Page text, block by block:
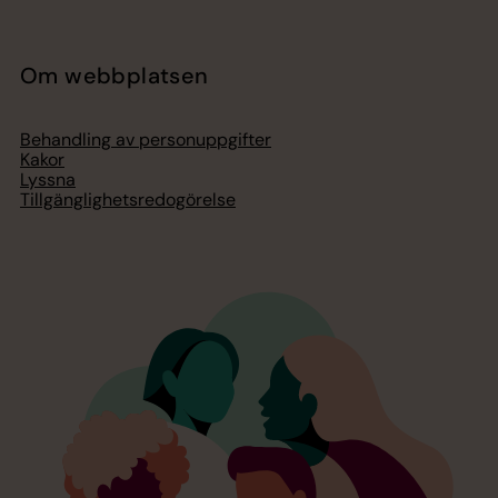
Om webbplatsen
Behandling av personuppgifter
Kakor
Lyssna
Tillgänglighetsredogörelse